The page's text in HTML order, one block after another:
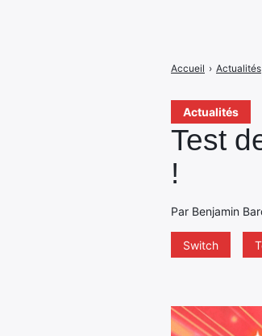
Actualités
Test
!
Par Benjamin
Switch
Accueil › Actualités